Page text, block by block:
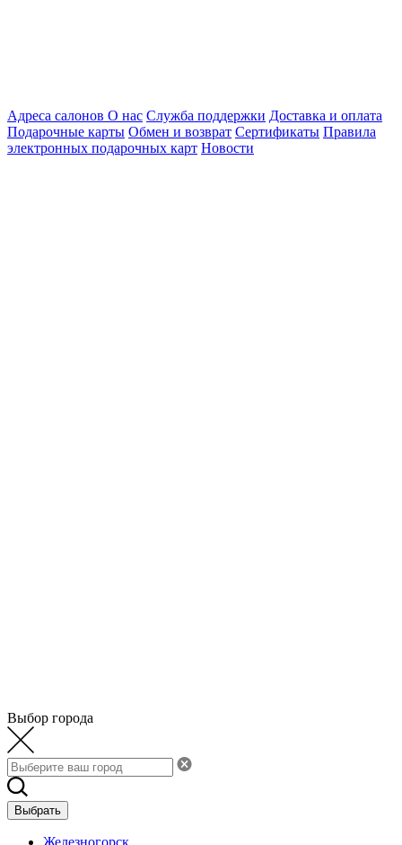
Адреса салонов О нас Служба поддержки Доставка и оплата
Подарочные карты Обмен и возврат Сертификаты Правила
электронных подарочных карт Новости
Выбор города
Выбрать
Железногорск